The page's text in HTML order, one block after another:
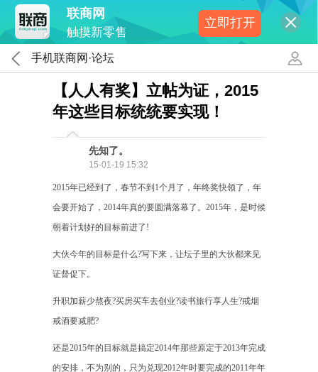
联商网
触摸新零售
立即打开
手机联商网·论坛
【人人有奖】立帖为证，2015
年这些目标统统要实现！
先知了。
15-01-19 15:32
2015年已经到了，春节不到1个月了，年终奖快领了，年
会要开始了，2014年真的要圆满落幕了。2015年，是时候
朝着计划好的目标前进了!
大伙今年的目标是什么?写下来，让坛子里的大伙都来见
证督促下。
升职加薪少熬夜?买房买车去创业?读书旅行享人生?戒烟
戒酒要减肥?
还是2015年的目标就是搞定2014年那些原定于2013年完成
的安排，不为别的，只为兑现2012年时要完成的2011年年